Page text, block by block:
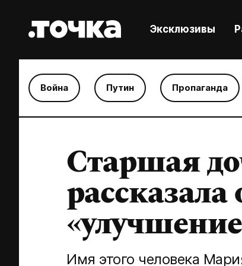
Эксклюзивы
Война Путин Пропаганда
Старшая
рассказала
Имя этого человека